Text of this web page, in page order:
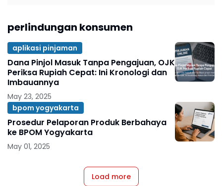
perlindungan konsumen
aplikasi pinjaman
Dana Pinjol Masuk Tanpa Pengajuan, OJK
Periksa Rupiah Cepat: Ini Kronologi dan
Imbauannya
May 23, 2025
bpom yogyakarta
Prosedur Pelaporan Produk Berbahaya
ke BPOM Yogyakarta
May 01, 2025
Load more